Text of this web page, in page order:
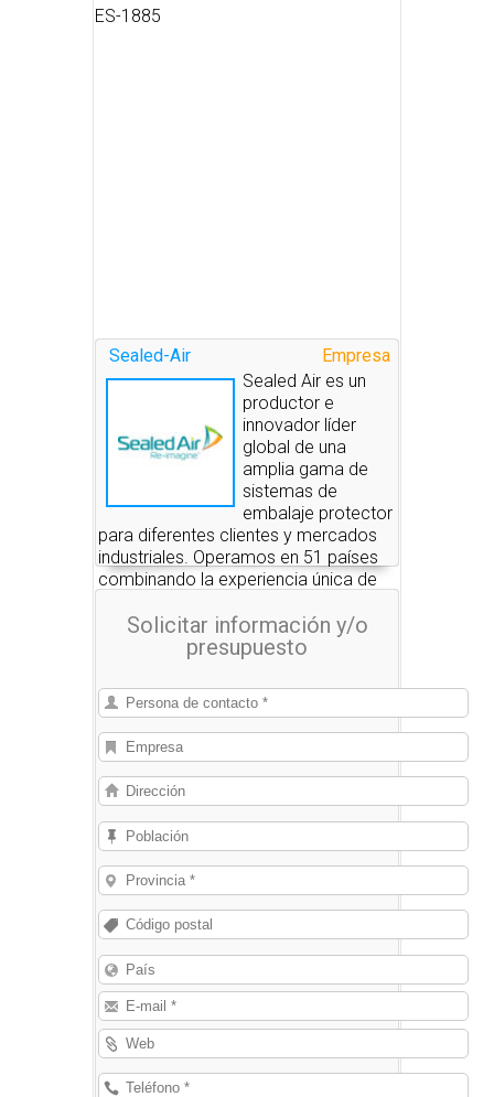
ES-1885
Empresa
Sealed-Air
Sealed Air es un
productor e
innovador líder
global de una
amplia gama de
sistemas de
embalaje protector
para diferentes clientes y mercados
industriales. Operamos en 51 países
combinando la experiencia única de
red global de ciencia e innovación
para probar que un embalaje mejor
Solicitar información y/o
presupuesto